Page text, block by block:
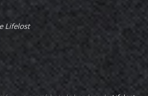
Lifelost